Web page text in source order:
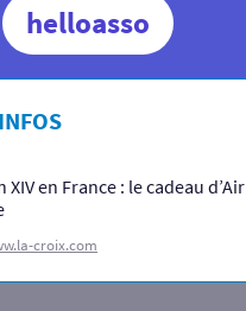
helloasso
XIV en France : le cadeau d’Air
croix.com